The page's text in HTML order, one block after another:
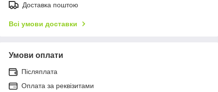
Доставка поштою
Всі умови доставки
Умови оплати
Післяплата
Оплата за реквізитами